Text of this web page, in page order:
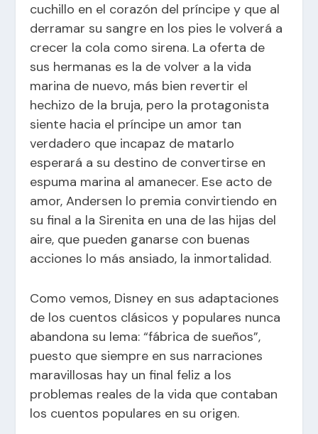
cuchillo en el corazón del príncipe y que al
derramar su sangre en los pies le volverá a
crecer la cola como sirena. La oferta de
sus hermanas es la de volver a la vida
marina de nuevo, más bien revertir el
hechizo de la bruja, pero la protagonista
siente hacia el príncipe un amor tan
verdadero que incapaz de matarlo
esperará a su destino de convertirse en
espuma marina al amanecer. Ese acto de
amor, Andersen lo premia convirtiendo en
su final a la Sirenita en una de las hijas del
aire, que pueden ganarse con buenas
acciones lo más ansiado, la inmortalidad.
Como vemos, Disney en sus adaptaciones
de los cuentos clásicos y populares nunca
abandona su lema: “fábrica de sueños”,
puesto que siempre en sus narraciones
maravillosas hay un final feliz a los
problemas reales de la vida que contaban
los cuentos populares en su origen.